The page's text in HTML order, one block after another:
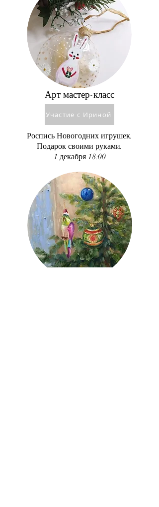
Арт мастер-класс
Участие с Ириной
Роспись Новогодних игрушек.
Подарок своими руками.
1 декабря 18:00